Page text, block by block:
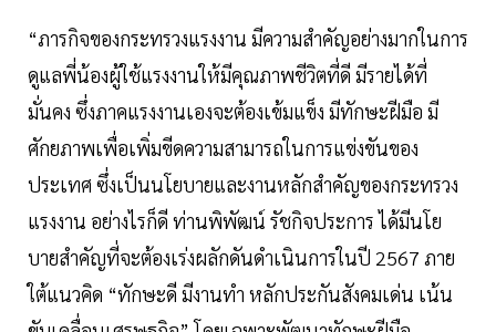
“ภารกิจของกระทรวงแรงงาน มีความสำคัญอย่างมากในการ
ดูแลพี่น้องผู้ใช้แรงงานให้มีคุณภาพชีวิตที่ดี มีรายได้ที่
มั่นคง ซึ่งภาคแรงงานเองจะต้องเข้มแข็ง มีทักษะฝีมือ มี
ศักยภาพเพื่อเพิ่มขีดความสามารถในการแข่งขันของ
ประเทศ ซึ่งเป็นนโยบายและงานหลักสำคัญของกระทรวง
แรงงาน อย่างไรก็ดี ท่านพิพัฒน์ รัชกิจประการ ได้มีนโย
บายสำคัญที่จะต้องเร่งผลักดันดำเนินการในปี 2567 ภาย
ใต้แนวคิด “ทักษะดี มีงานทำ หลักประกันสังคมเด่น เน้น